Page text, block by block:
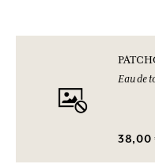
Eau de
38,00